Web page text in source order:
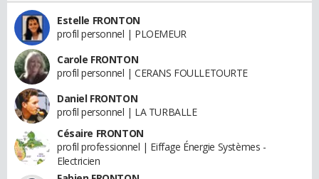
Estelle FRONTON
profil personnel | PLOEMEUR
Carole FRONTON
profil personnel | CERANS FOULLETOURTE
Daniel FRONTON
profil personnel | LA TURBALLE
Césaire FRONTON
profil professionnel | Eiffage Énergie Systèmes -
Electricien